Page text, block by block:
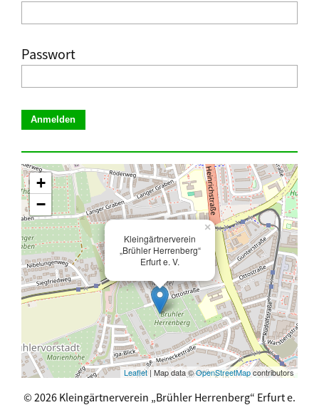
Passwort
Kleingärtnerverein
„Brühler Herrenberg“
Erfurt e. V.
×
+
−
Leaflet| Map data ©OpenStreetMapcontributors
© 2026 Kleingärtnerverein „Brühler Herrenberg“ Erfurt e.